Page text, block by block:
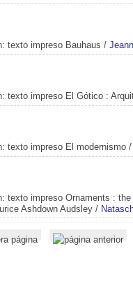
Bauhaus /
El Gótico :
El modernismo /
Ornaments : the
Ashdown Audsley /